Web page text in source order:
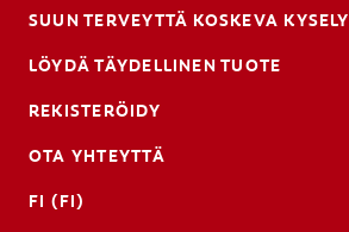
SUUN TERVEYTTÄ KOSKEVA KYSELY
LÖYDÄ TÄYDELLINEN TUOTE
REKISTERÖIDY
OTA YHTEYTTÄ
FI (FI)